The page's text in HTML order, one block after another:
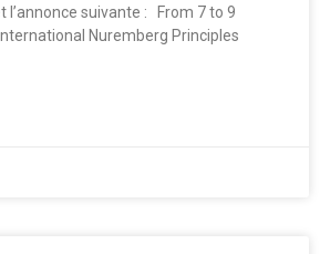
l’annonce suivante : From 7 to 9
Nuremberg Principles